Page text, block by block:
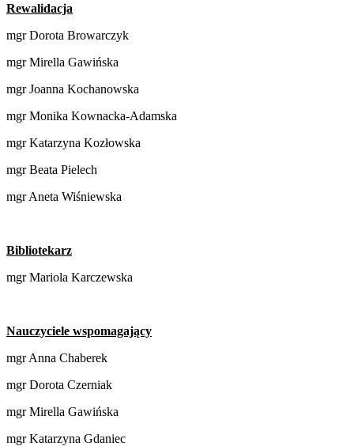
Rewalidacja
mgr Dorota Browarczyk
mgr Mirella Gawińska
mgr Joanna Kochanowska
mgr Monika Kownacka-Adamska
mgr Katarzyna Kozłowska
mgr Beata Pielech
mgr Aneta Wiśniewska
Bibliotekarz
mgr Mariola Karczewska
Nauczyciele wspomagający
mgr Anna Chaberek
mgr Dorota Czerniak
mgr Mirella Gawińska
mgr Katarzyna Gdaniec